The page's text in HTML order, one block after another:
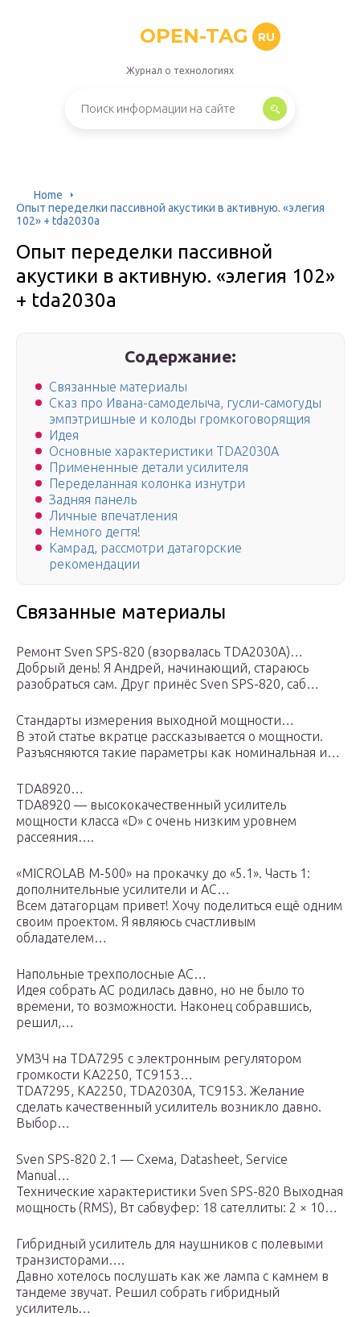
OPEN-TAG RU
Журнал о технологиях
Home
Опыт переделки пассивной акустики в активную. «элегия
102» + tda2030a
Опыт переделки пассивной
акустики в активную. «элегия 102»
+ tda2030a
Содержание:
Связанные материалы
Сказ про Ивана-самоделыча, гусли-самогуды
эмпэтришные и колоды громкоговорящия
Идея
Основные характеристики TDA2030A
Примененные детали усилителя
Переделанная колонка изнутри
Задняя панель
Личные впечатления
Немного дегтя!
Камрад, рассмотри датагорские
рекомендации
Связанные материалы
Ремонт Sven SPS-820 (взорвалась TDA2030A)…
Добрый день! Я Андрей, начинающий, стараюсь
разобраться сам. Друг принёс Sven SPS-820, саб…
Стандарты измерения выходной мощности…
В этой статье вкратце рассказывается о мощности.
Разъясняются такие параметры как номинальная и…
TDA8920…
TDA8920 — высококачественный усилитель
мощности класса «D» с очень низким уровнем
рассеяния….
«MICROLAB M-500» на прокачку до «5.1». Часть 1:
дополнительные усилители и АС…
Всем датагорцам привет! Хочу поделиться ещё одним
своим проектом. Я являюсь счастливым
обладателем…
Напольные трехполосные АС…
Идея собрать АС родилась давно, но не было то
времени, то возможности. Наконец собравшись,
решил,…
УМЗЧ на TDA7295 с электронным регулятором
громкости КА2250, TC9153…
TDA7295, KA2250, TDA2030A, TC9153. Желание
сделать качественный усилитель возникло давно.
Выбор…
Sven SPS-820 2.1 — Схема, Datasheet, Service
Manual…
Технические характеристики Sven SPS-820 Выходная
мощность (RMS), Вт сабвуфер: 18 сателлиты: 2 × 10…
Гибридный усилитель для наушников c полевыми
транзисторами….
Давно хотелось послушать как же лампа с камнем в
тандеме звучат. Решил собрать гибридный
усилитель…